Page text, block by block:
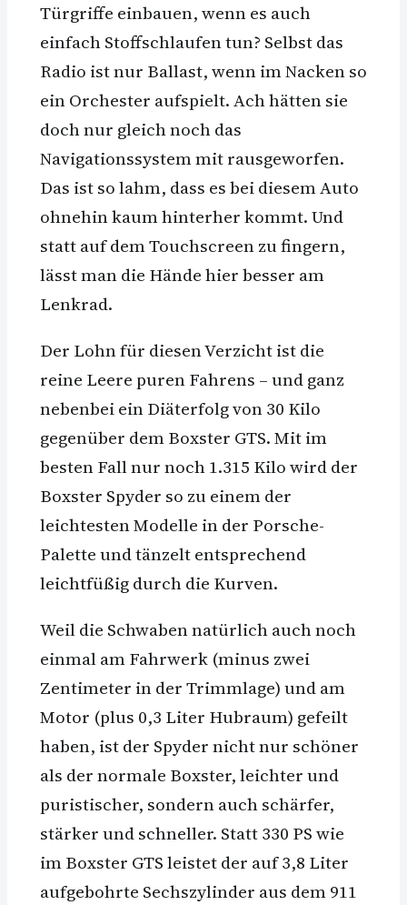
Türgriffe einbauen, wenn es auch
einfach Stoffschlaufen tun? Selbst das
Radio ist nur Ballast, wenn im Nacken so
ein Orchester aufspielt. Ach hätten sie
doch nur gleich noch das
Navigationssystem mit rausgeworfen.
Das ist so lahm, dass es bei diesem Auto
ohnehin kaum hinterher kommt. Und
statt auf dem Touchscreen zu fingern,
lässt man die Hände hier besser am
Lenkrad.
Der Lohn für diesen Verzicht ist die
reine Leere puren Fahrens – und ganz
nebenbei ein Diäterfolg von 30 Kilo
gegenüber dem Boxster GTS. Mit im
besten Fall nur noch 1.315 Kilo wird der
Boxster Spyder so zu einem der
leichtesten Modelle in der Porsche-
Palette und tänzelt entsprechend
leichtfüßig durch die Kurven.
Weil die Schwaben natürlich auch noch
einmal am Fahrwerk (minus zwei
Zentimeter in der Trimmlage) und am
Motor (plus 0,3 Liter Hubraum) gefeilt
haben, ist der Spyder nicht nur schöner
als der normale Boxster, leichter und
puristischer, sondern auch schärfer,
stärker und schneller. Statt 330 PS wie
im Boxster GTS leistet der auf 3,8 Liter
aufgebohrte Sechszylinder aus dem 911